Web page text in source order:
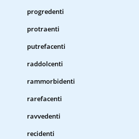
progredenti
protraenti
putrefacenti
raddolcenti
rammorbidenti
rarefacenti
ravvedenti
recidenti